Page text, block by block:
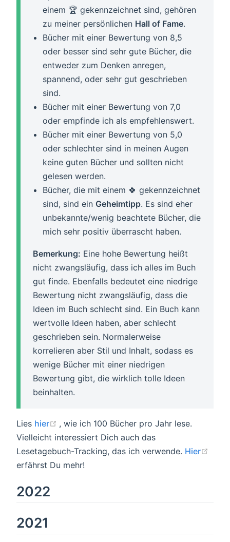
einem 🏆 gekennzeichnet sind, gehören
zu meiner persönlichen Hall of Fame.
Bücher mit einer Bewertung von 8,5
oder besser sind sehr gute Bücher, die
entweder zum Denken anregen,
spannend, oder sehr gut geschrieben
sind.
Bücher mit einer Bewertung von 7,0
oder empfinde ich als empfehlenswert.
Bücher mit einer Bewertung von 5,0
oder schlechter sind in meinen Augen
keine guten Bücher und sollten nicht
gelesen werden.
Bücher, die mit einem 🍀 gekennzeichnet
sind, sind ein Geheimtipp. Es sind eher
unbekannte/wenig beachtete Bücher, die
mich sehr positiv überrascht haben.
Bemerkung: Eine hohe Bewertung heißt
nicht zwangsläufig, dass ich alles im Buch
gut finde. Ebenfalls bedeutet eine niedrige
Bewertung nicht zwangsläufig, dass die
Ideen im Buch schlecht sind. Ein Buch kann
wertvolle Ideen haben, aber schlecht
geschrieben sein. Normalerweise
korrelieren aber Stil und Inhalt, sodass es
wenige Bücher mit einer niedrigen
Bewertung gibt, die wirklich tolle Ideen
beinhalten.
Lies hier (opens new window)
, wie ich 100 Bücher pro Jahr lese.
Vielleicht interessiert Dich auch das
Lesetagebuch-Tracking, das ich verwende. Hier
erfährst Du mehr!
2022
2021